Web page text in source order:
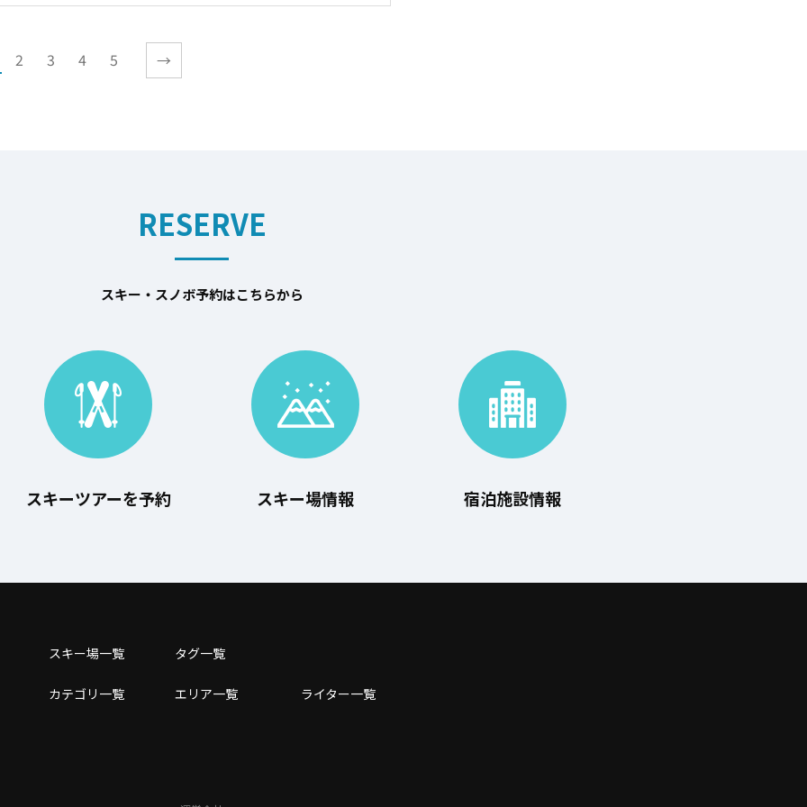
2 3 4 5 →
RESERVE
スキー・スノボ予約はこちらから
スキーツアーを予約 スキー場情報 宿泊施設情報
スキー場⼀覧 タグ⼀覧
カテゴリ一覧 エリア一覧 ライター一覧